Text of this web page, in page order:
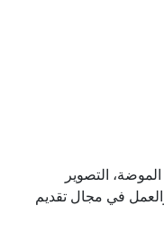
التصوير
في مجال تقديم